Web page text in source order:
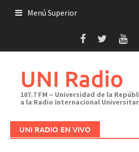
Menú Superior
UNI Radio
107.7 FM – Universidad de la
a la Radio Internacional
UNI RADIO EN VIVO